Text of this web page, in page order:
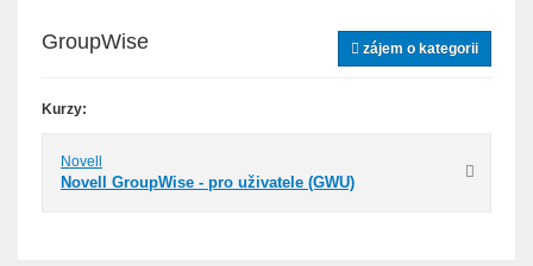
zájem o kategorii
GroupWise
Kurzy:
Novell
Novell GroupWise - pro uživatele (GWU)